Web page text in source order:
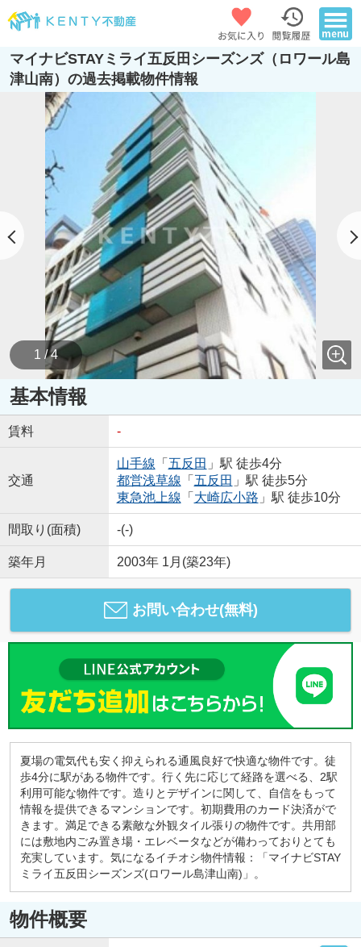
マイナビSTAYミライ五反田シーズンズ（ロワール島
津山南）の過去掲載物件情報
1 / 4
基本情報
賃料 -
交通
山手線 「 五反田 」駅 徒歩4分
都営浅草線 「 五反田 」駅 徒歩5分
東急池上線 「 大崎広小路 」駅 徒歩10分
間取り(面積) -(-)
築年月 2003年 1月(築23年)
お問い合わせ(無料)
夏場の電気代も安く抑えられる通風良好で快適な物件です。徒
歩4分に駅がある物件です。行く先に応じて経路を選べる、2駅
利用可能な物件です。造りとデザインに関して、自信をもって
情報を提供できるマンションです。初期費用のカード決済がで
きます。満足できる素敵な外観タイル張りの物件です。共用部
には敷地内ごみ置き場・エレベータなどが備わっておりとても
充実しています。気になるイチオシ物件情報：「マイナビSTAY
ミライ五反田シーズンズ(ロワール島津山南)」。
物件概要